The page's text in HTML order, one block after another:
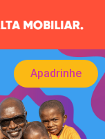
Apadrinhe